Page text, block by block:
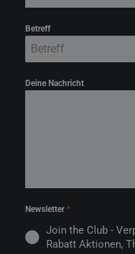
Betreff
Betreff
Deine Nachricht
Newsletter*
Join the Club -
Rabatt Aktionen,